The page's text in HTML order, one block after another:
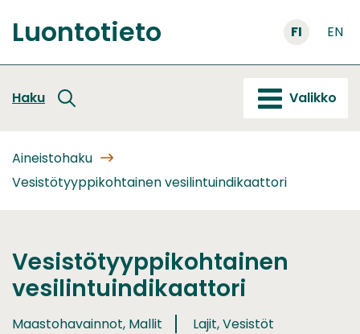
sisältöön
Etusivu
Luontotieto FI EN
Haku Valikko
Aineistohaku
Vesistötyyppikohtainen vesilintuindikaattori
Vesistötyyppikohtainen
vesilintuindikaattori
Maastohavainnot, Mallit Lajit, Vesistöt